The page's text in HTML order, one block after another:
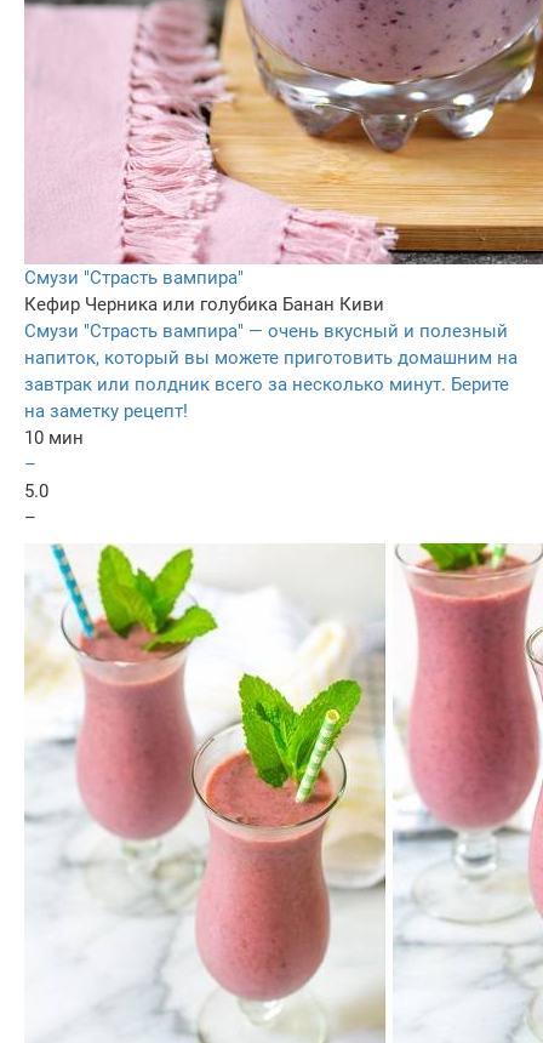
Смузи "Страсть вампира"
Кефир Черника или голубика Банан Киви
Смузи "Страсть вампира" — очень вкусный и полезный
напиток, который вы можете приготовить домашним на
завтрак или полдник всего за несколько минут. Берите
на заметку рецепт!
10 мин
–
5.0
–